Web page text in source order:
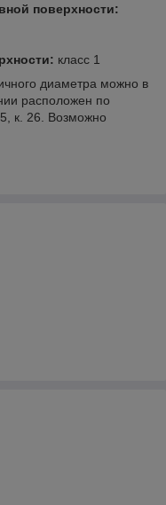
поверхности:
класс 1
диаметра можно в
расположен по
к. 26. Возможно